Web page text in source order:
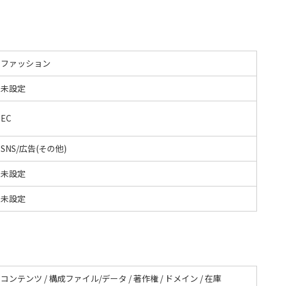
ファッション
未設定
EC
SNS/広告(その他)
未設定
未設定
コンテンツ / 構成ファイル/データ / 著作権 / ドメイン / 在庫